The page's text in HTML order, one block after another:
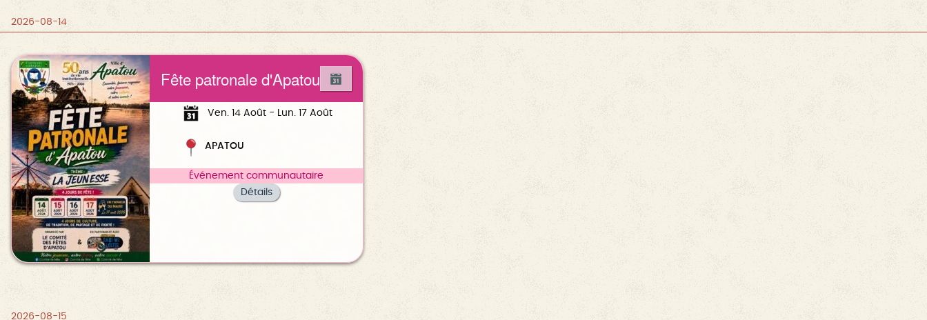
2026-08-14
Fête patronale d'Apatou
Ven. 14 Août - Lun. 17 Août
APATOU
Événement communautaire
Détails
2026-08-15